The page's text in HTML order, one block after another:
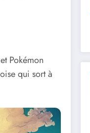
Pokémon
qui sort à